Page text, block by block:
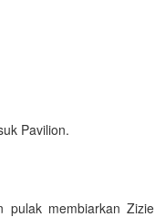
Pavilion.
pulak membiarkan Zizie